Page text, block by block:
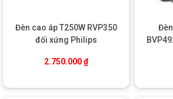
Đèn cao áp T250W RVP350
đối xứng Philips
2.750.000₫